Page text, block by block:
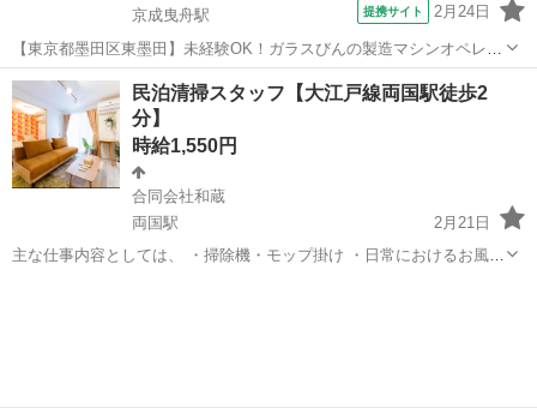
京成曳舟駅
提携サイト 2月24日
【東京都墨田区東墨田】未経験OK！ガラスびんの製造マシンオペレー
ター《お仕事No.5A1226-JS》 お仕事について ガラスびんの製造マシ
ンオペレーターです。機械操作および定期的に金型に油を塗る作業、
製造されたガラスびん...
東京 墨田区 京成曳舟駅 その他
民泊清掃スタッフ【大江戸線両国駅徒歩2
分】
時給1,550円
合同会社和蔵
両国駅
2月21日
主な仕事内容としては、 ・掃除機・モップ掛け ・日常におけるお風呂